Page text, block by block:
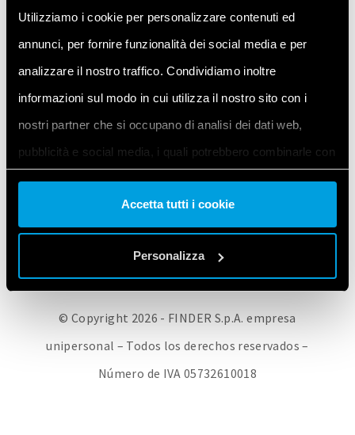
Utilizziamo i cookie per personalizzare contenuti ed
annunci, per fornire funzionalità dei social media e per
analizzare il nostro traffico. Condividiamo inoltre
informazioni sul modo in cui utilizza il nostro sito con i
nostri partner che si occupano di analisi dei dati web,
pubblicità e social media, i quali potrebbero combinarle con
altre informazioni che ha fornito loro o che hanno raccolto
dal suo utilizzo dei loro servizi. Acconsenta ai nostri cookie
se continua ad utilizzare il nostro sito web.
Accetta tutti i cookie
Personalizza
CAMBIAR LA CONFIGURACIÓN DE LAS COOKIES / RETIRAR EL
CONSENTIMIENTO
© Copyright 2026 - FINDER S.p.A. empresa
unipersonal – Todos los derechos reservados –
Número de IVA 05732610018